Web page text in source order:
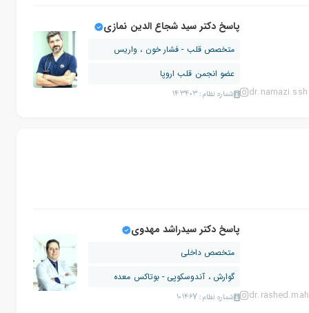
پاسخ دکتر سید شجاع الدین نمازی
متخصص قلب - فشار خون ، واریس
عضو انجمن قلب اروپا
شماره نظام: 143403 dr.namazi.ssh
پاسخ دکتر سیدراشد مهدوی
متخصص داخلی
گوارش ، آندوسکوپی - بوتاکس معده
شماره نظام: 101467